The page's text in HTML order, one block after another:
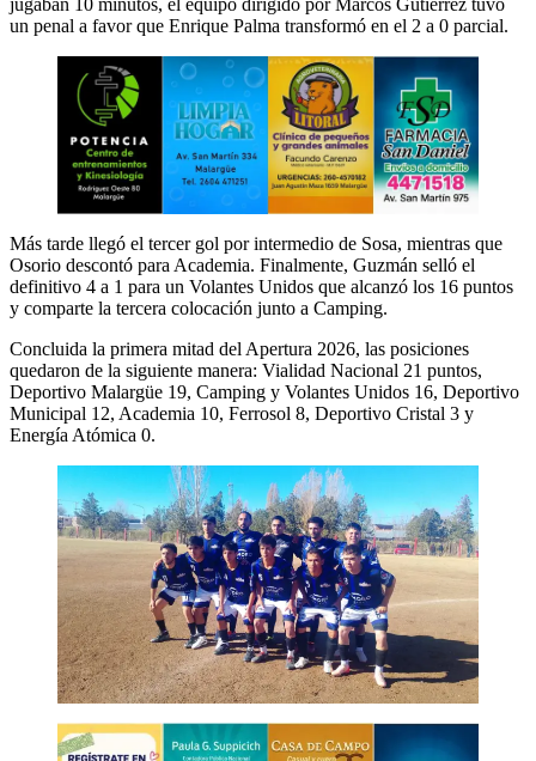
jugaban 10 minutos, el equipo dirigido por Marcos Gutiérrez tuvo
un penal a favor que Enrique Palma transformó en el 2 a 0 parcial.
Más tarde llegó el tercer gol por intermedio de Sosa, mientras que
Osorio descontó para Academia. Finalmente, Guzmán selló el
definitivo 4 a 1 para un Volantes Unidos que alcanzó los 16 puntos
y comparte la tercera colocación junto a Camping.
Concluida la primera mitad del Apertura 2026, las posiciones
quedaron de la siguiente manera: Vialidad Nacional 21 puntos,
Deportivo Malargüe 19, Camping y Volantes Unidos 16, Deportivo
Municipal 12, Academia 10, Ferrosol 8, Deportivo Cristal 3 y
Energía Atómica 0.